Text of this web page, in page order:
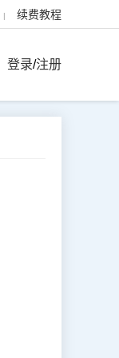
| 续费教程
登录/注册